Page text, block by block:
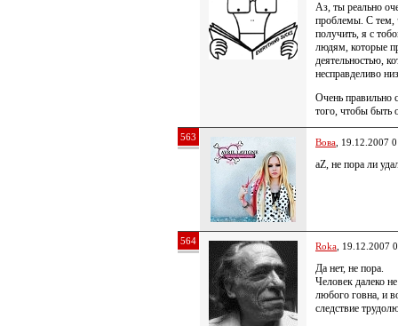
Аз, ты реально
проблемы. С тем,
получить, я с
людям, которые
деятельностью,
несправделиво
Очень правильно
того, чтобы быть
563 Вова , 19.12.2007
aZ, не пора ли
564 Roka , 19.12.2007
Да нет, не пора.
Человек далеко
любого говна, и
следствие